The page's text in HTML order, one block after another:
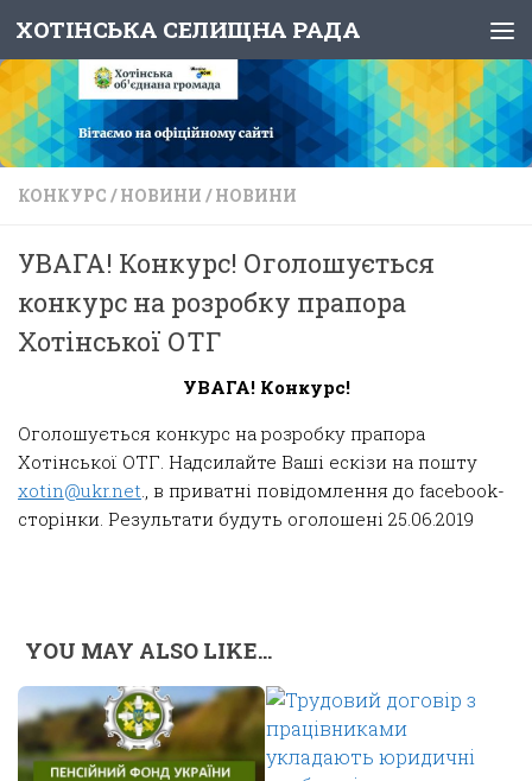
Skip to content
ХОТІНСЬКА СЕЛИЩНА РАДА
КОНКУРС / НОВИНИ / НОВИНИ
УВАГА! Конкурс! Оголошується
конкурс на розробку прапора
Хотінської ОТГ
УВАГА! Конкурс!
Оголошується конкурс на розробку прапора
Хотінської ОТГ. Надсилайте Ваші ескізи на пошту
xotin@ukr.net., в приватні повідомлення до facebook-
сторінки. Результати будуть оголошені 25.06.2019
YOU MAY ALSO LIKE...